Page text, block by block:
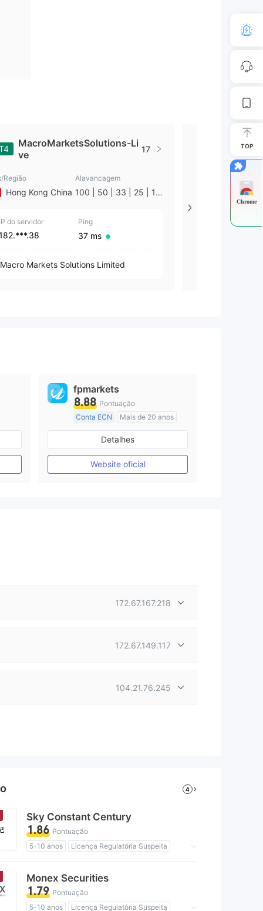
MacroMarketsSolutions-Li
ve
17
Região
Hong Kong China
Alavancagem
100 | 50 | 33 | 25 | 10
IP do servidor Ping
37 ms
Macro Markets Solutions Limited
IP do servidor
fpmarkets
8.88 Pontuação
Conta ECN
Mais de 20 anos
Austrália Regulamento
Market Marketing (MM)
Etiqueta principal MT4
Detalhes
Website oficial
172.67.167.218
172.67.149.117
104.21.76.245
4
Sky Constant Century
1.86 Pontuação
5-10 anos
Licença Regulatória Suspeita
Risco potencial alto
Monex Securities
1.79 Pontuação
5-10 anos
Licença Regulatória Suspeita
TOP
Chrome